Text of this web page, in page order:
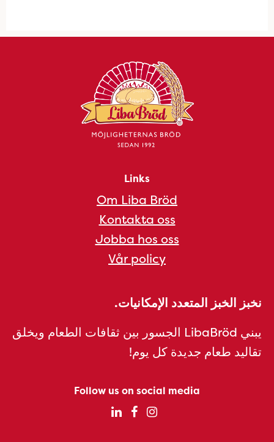
Links
Om Liba Bröd
Kontakta oss
Jobba hos oss
Vår policy
نخبز الخبز المتعدد الإمكانيات.
يبني LibaBröd الجسور بين ثقافات الطعام ويخلق
تقاليد طعام جديدة كل يوم!
Follow us on social media